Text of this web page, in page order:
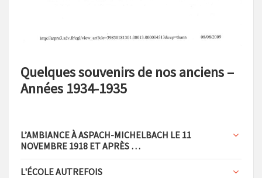
Quelques souvenirs de nos anciens –
Années 1934-1935
L’AMBIANCE À ASPACH-MICHELBACH LE 11
NOVEMBRE 1918 ET APRÈS …
L'ÉCOLE AUTREFOIS